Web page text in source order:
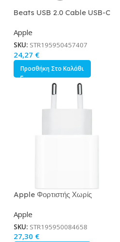
Beats USB 2.0 Cable USB-C
Apple
SKU: STR195950457407
24,27 €
Προσθήκη Στο Καλάθι
Apple Φορτιστής Χωρίς
Λευκός Power Adapter MD3J4
Apple
SKU: STR195950084658
27,30 €